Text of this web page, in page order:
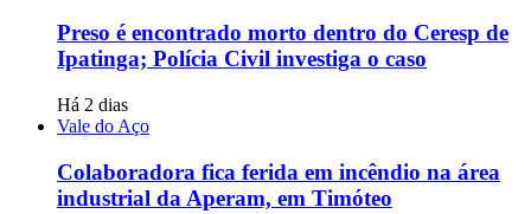
Preso é encontrado morto dentro do Ceresp de
Ipatinga; Polícia Civil investiga o caso
Há 2 dias
Vale do Aço
Colaboradora fica ferida em incêndio na área
industrial da Aperam, em Timóteo